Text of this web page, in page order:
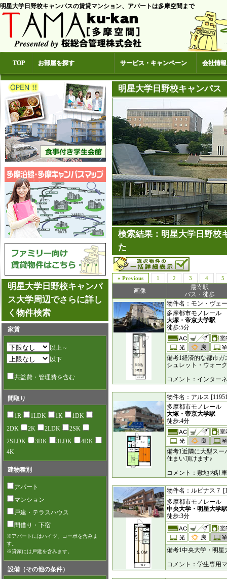
明星大学日野校キャンパスの賃貸マンション、アパートは多摩空間まで
TOP お部屋を探す サービス・キャンペーン 会社情報
明星大学日野校キャンパス
検索結果：明星大学日野校
た
« Previous 1 2 3 4 5
画像
最寄駅
バス・徒歩
物件名：モン・ヴェ
多摩都市モノレール
大塚・帝京大学駅
徒歩:5分
備考1経済的な都市
シュレット・ウォー
コメント：インター
物件名：アルス
多摩都市モノレール
大塚・帝京大学駅
徒歩:4分
備考1近隣に大型ス
住まい頂けます♪
コメント：敷地内駐
物件名：ルピナス７
多摩都市モノレール
中央大学・明星大学駅
徒歩:3分
備考1中央大学・明
コメント：学生専用
明星大学日野校キャンパ
ス大学周辺でさらに詳し
く物件検索
家賃
以上～
以下
共益費・管理費を含む
間取り
1R 1LDK 1K
1DK
2DK
2K 2LDK
2SK
2SLDK
3DK 3LDK
4DK
4K
建物種別
アパート
マンション
戸建・テラスハウス
間借り・下宿
※アパートにはハイツ、コーポを含みま
す。
※貸家には戸建を含みます。
設備（その他の条件）